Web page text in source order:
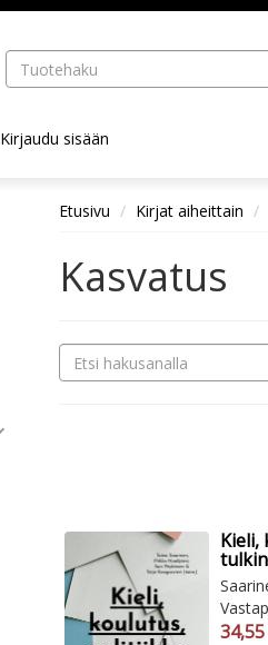
Kirjaudu sisään
Etusivu Kirjat aiheittain
Kasvatus